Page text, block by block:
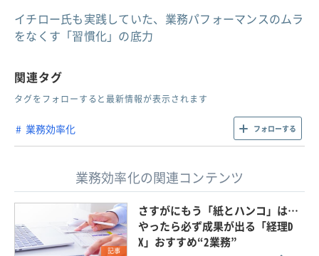
イチロー氏も実践していた、業務パフォーマンスのムラ
をなくす「習慣化」の底力
関連タグ
タグをフォローすると最新情報が表示されます
業務効率化 フォローする
業務効率化の関連コンテンツ
記事
さすがにもう「紙とハンコ」は…
やったら必ず成果が出る「経理D
X」おすすめ“2業務”